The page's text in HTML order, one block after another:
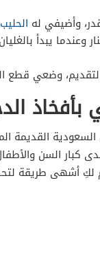
وأضيفي له الحليب
وعندما يبدأ
وضعي قطع
السعودية
كبار السن
لكِ أشهى طريقة